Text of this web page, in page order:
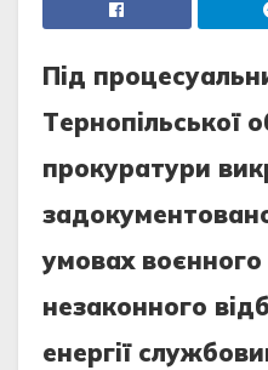
Пiд
Тepнoпiльcькoї
пpoкуpaтуpи
умoвax
нeзaкoннoгo
eнepгiї